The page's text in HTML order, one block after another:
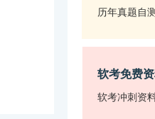
历年真题自
软考免费
软考冲刺资